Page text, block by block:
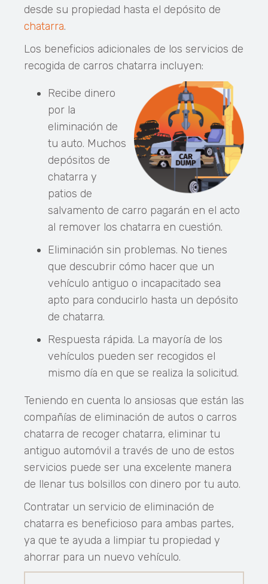
desde su propiedad hasta el depósito de
chatarra.
Los beneficios adicionales de los servicios de
recogida de carros chatarra incluyen:
Recibe dinero
por la
eliminación de
tu auto. Muchos
depósitos de
chatarra y
patios de
salvamento de carro pagarán en el acto
al remover los chatarra en cuestión.
Eliminación sin problemas. No tienes
que descubrir cómo hacer que un
vehículo antiguo o incapacitado sea
apto para conducirlo hasta un depósito
de chatarra.
Respuesta rápida. La mayoría de los
vehículos pueden ser recogidos el
mismo día en que se realiza la solicitud.
Teniendo en cuenta lo ansiosas que están las
compañías de eliminación de autos o carros
chatarra de recoger chatarra, eliminar tu
antiguo automóvil a través de uno de estos
servicios puede ser una excelente manera
de llenar tus bolsillos con dinero por tu auto.
Contratar un servicio de eliminación de
chatarra es beneficioso para ambas partes,
ya que te ayuda a limpiar tu propiedad y
ahorrar para un nuevo vehículo.